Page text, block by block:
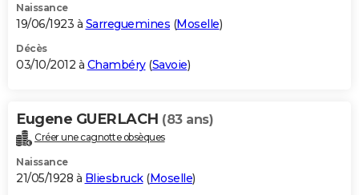
Naissance
19/06/1923 à Sarreguemines (Moselle)
Décès
03/10/2012 à Chambéry(Savoie)
Eugene GUERLACH (83 ans)
Créer une cagnotte obsèques
Naissance
21/05/1928 à Bliesbruck(Moselle)